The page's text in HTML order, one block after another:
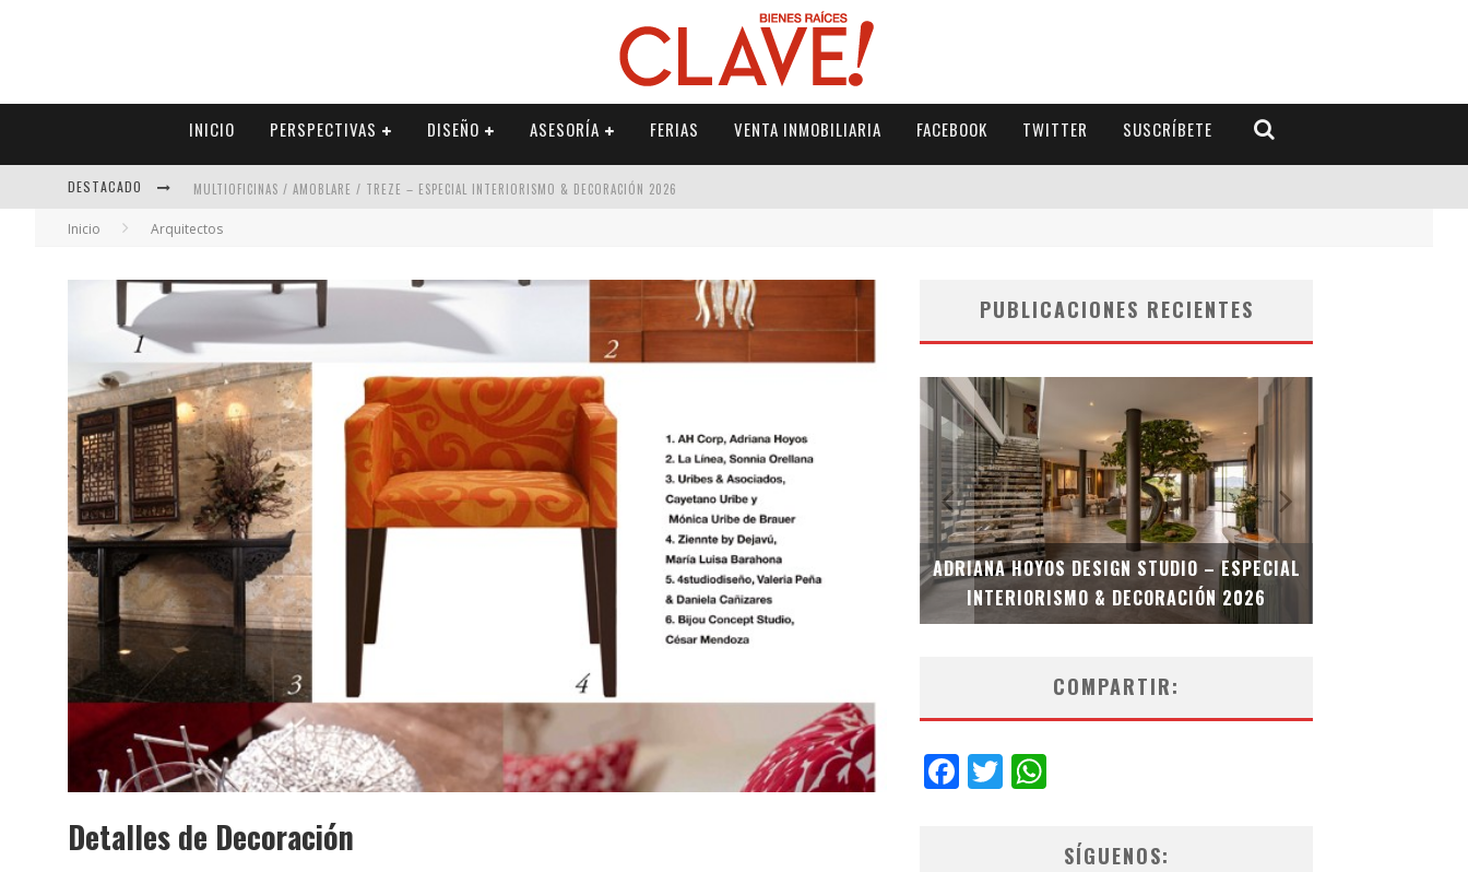
INICIO PERSPECTIVAS DISEÑO ASESORÍA FERIAS VENTA INMOBILIARIA FACEBOOK TWITTER SUSCRÍBETE
DESTACADO MULTIOFICINAS / AMOBLARE / TREZE – ESPECIAL INTERIORISMO & DECORACIÓN 2026
ABAD VERGARA ARQUITECTOS – ESPECIAL INTERIORISMO & DECORACIÓN 2026
COLINEAL – ESPECIAL INTERIORISMO & DECORACIÓN 2026
ADRIANA HOYOS DESIGN STUDIO – ESPECIAL INTERIORISMO & DECORACIÓN 2026
Inicio Arquitectos
Detalles de Decoración
PUBLICACIONES RECIENTES
MUBB DESIGN STUDIO – ESPECIAL
INTERIORISMO & DECORACIÓN 2026
ADRIANA HOYOS DESIGN STUDIO – ESPECIAL
INTERIORISMO & DECORACIÓN 2026
COMPARTIR:
Facebook
Twitter
SÍGUENOS: